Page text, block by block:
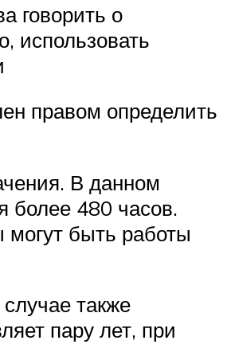
говорить о
использовать
правом определить
В данном
более 480 часов.
могут быть работы
также
пару лет, при